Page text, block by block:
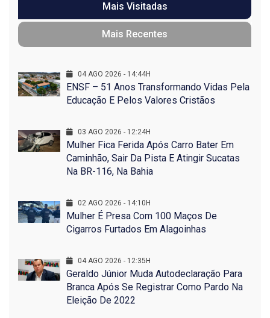
Mais Visitadas
Mais Recentes
04 AGO 2026 - 14:44H
ENSF – 51 Anos Transformando Vidas Pela
Educação E Pelos Valores Cristãos
03 AGO 2026 - 12:24H
Mulher Fica Ferida Após Carro Bater Em
Caminhão, Sair Da Pista E Atingir Sucatas
Na BR-116, Na Bahia
02 AGO 2026 - 14:10H
Mulher É Presa Com 100 Maços De
Cigarros Furtados Em Alagoinhas
04 AGO 2026 - 12:35H
Geraldo Júnior Muda Autodeclaração Para
Branca Após Se Registrar Como Pardo Na
Eleição De 2022